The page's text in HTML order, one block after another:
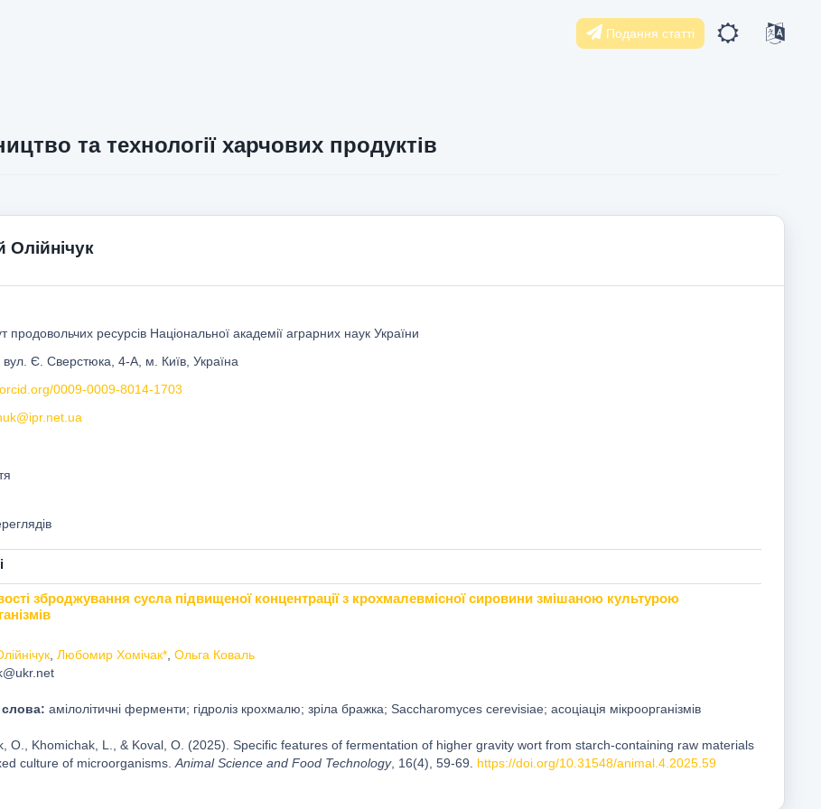
Подання статті
та технології харчових продуктів
Олійнічук
продовольчих ресурсів Національної академії аграрних наук України
Є. Сверстюка, 4-А, м. Київ, Україна
0009-0009-8014-1703
зброджування сусла підвищеної концентрації з крохмалевмісної сировини змішаною культурою
, Любомир Хомічак*, Ольга Коваль
амілолітичні ферменти; гідроліз крохмалю; зріла бражка; Saccharomyces cerevisiae; асоціація мікроорганізмів
O., Khomichak, L., & Koval, O. (2025). Specific features of fermentation of higher gravity wort from starch-containing raw materials
culture of microorganisms. Animal Science and Food Technology, 16(4), 59-69. https://doi.org/10.31548/animal.4.2025.59